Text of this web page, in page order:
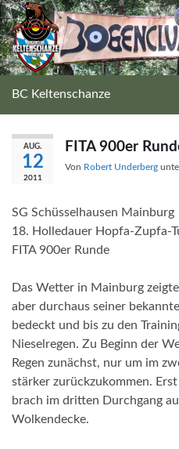
BC Keltenschanze
AUG.
12
2011
FITA 900er
Von Robert Underberg
SG Schüsselhausen Mainburg
18. Holledauer Hopfa-Zupfa-
FITA 900er Runde
Das Wetter in Mainburg
aber durchaus seiner
bedeckt und bis zu den
Nieselregen. Zu Beginn der
Regen zunächst, nur um im
stärker zurückzukommen.
brach im dritten Durchgang
Wolkendecke.